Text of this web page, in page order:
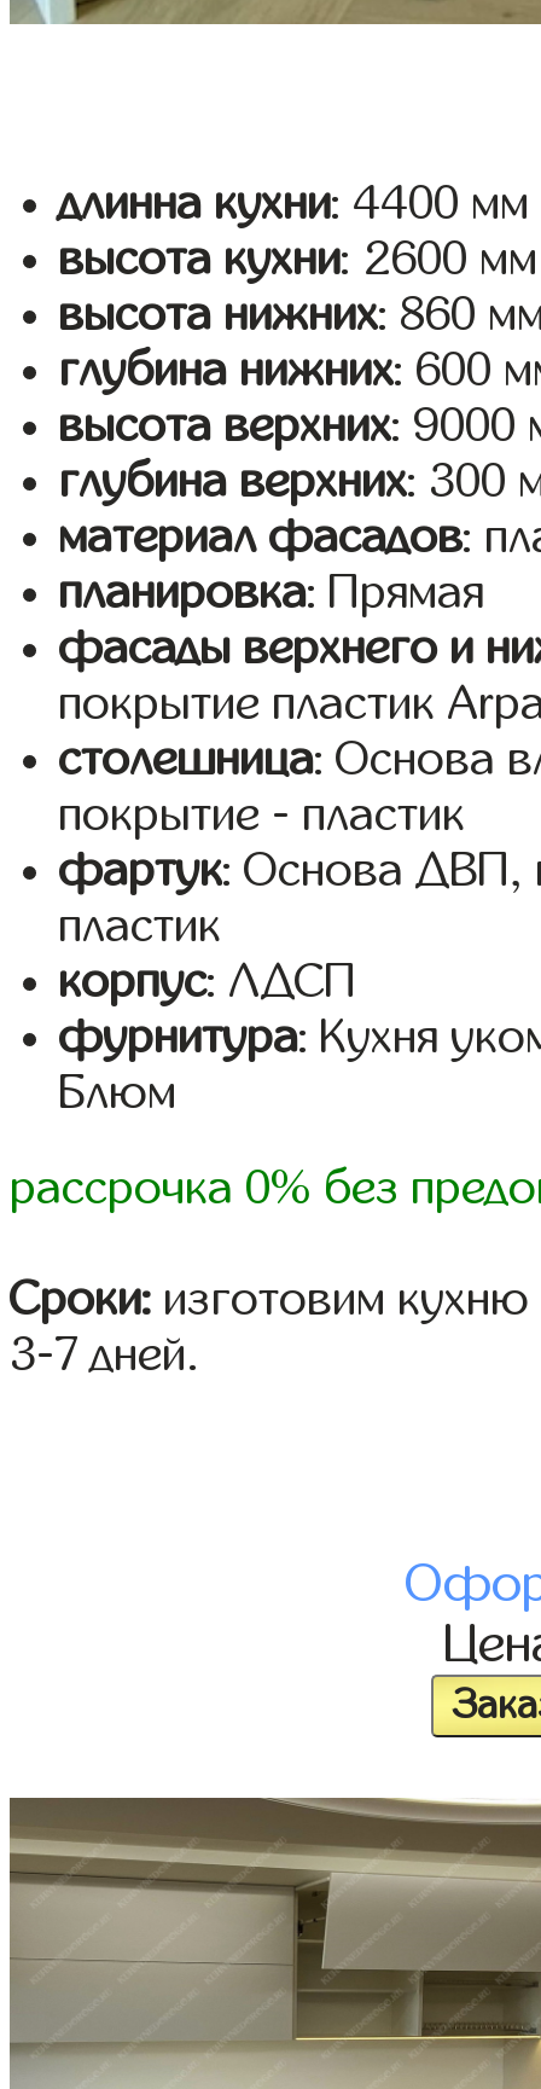
длинна кухни: 4400 мм
высота кухни: 2600 мм
высота нижних: 860
глубина нижних: 600
высота верхних: 9000
глубина верхних: 300
материал фасадов:
планировка: Прямая
фасады верхнего и
покрытие пластик
столешница: Основа
покрытие - пластик
фартук: Основа ДВП,
пластик
корпус: ЛДСП
фурнитура: Кухня
Блюм
рассрочка 0% без
Сроки: изготовим
3-7 дней.